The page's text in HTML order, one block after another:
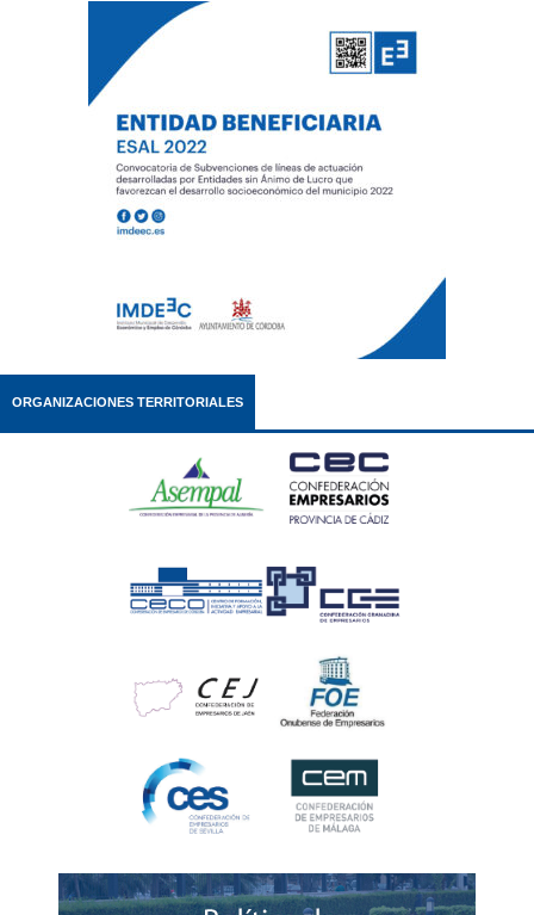
ORGANIZACIONES TERRITORIALES